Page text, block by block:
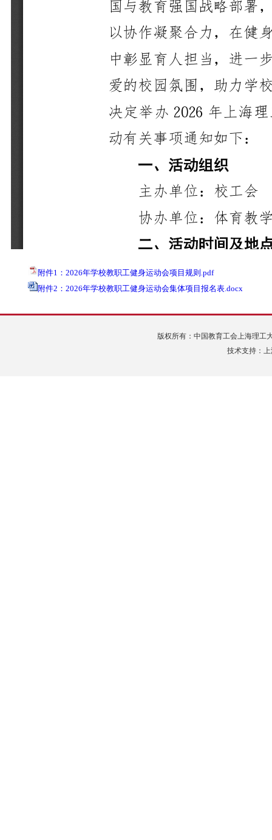
附件1：2026年学校教职工健身运动会项目规则.pdf
附件2：2026年学校教职工健身运动会集体项目报名表.docx
版权所有：中国教育工会上海理工
技术支持：